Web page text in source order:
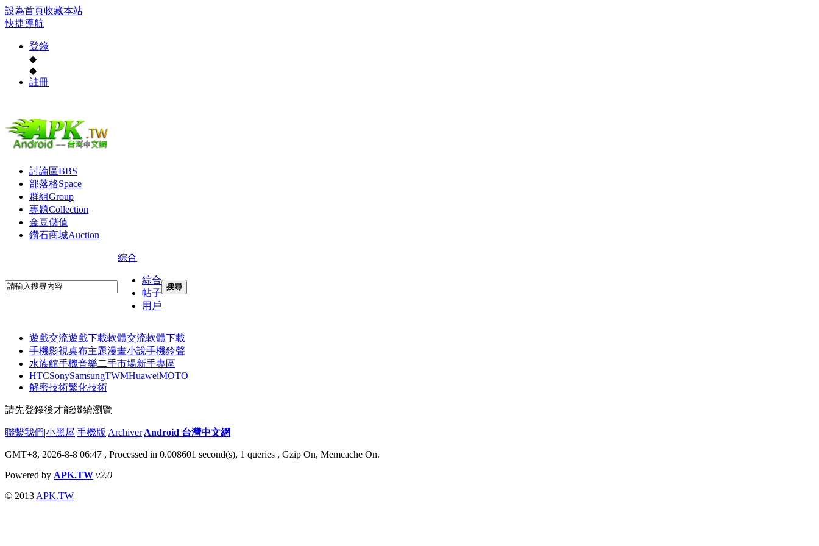
設為首頁收藏本站
快捷導航
登錄
◆
◆
註冊
討論區BBS
部落格Space
群組Group
專題Collection
金豆儲值
鑽石商城Auction
綜合
綜合
帖子
用戶
搜尋
遊戲交流遊戲下載軟體交流軟體下載
手機影視桌布主題漫畫小說手機鈴聲
水族館手機音樂二手市場新手專區
HTCSonySamsungTWMHuaweiMOTO
解密技術繁化技術
請先登錄後才能繼續瀏覽
聯繫我們|小黑屋|手機版|Archiver|Android 台灣中文網
GMT+8, 2026-8-8 06:47 , Processed in 0.008601 second(s), 1 queries , Gzip On, Memcache On.
Powered by APK.TW v2.0
© 2013 APK.TW